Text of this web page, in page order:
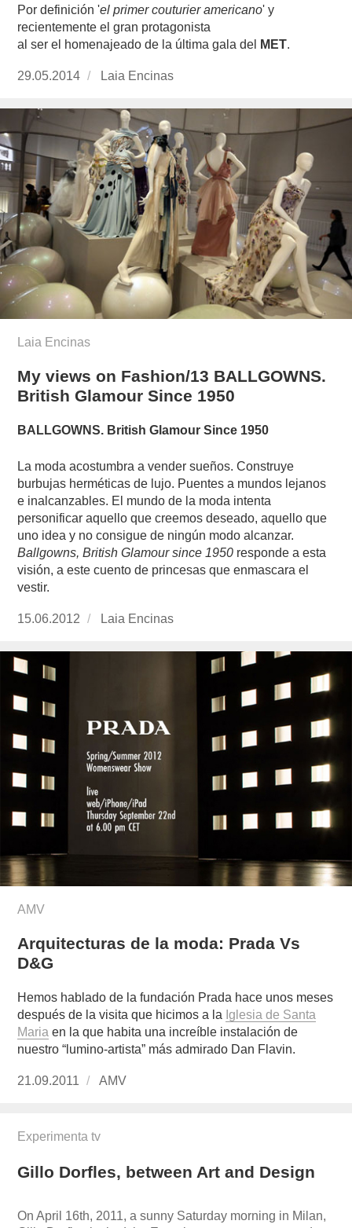
Por definición 'el primer couturier americano' y
recientemente el gran protagonista
al ser el homenajeado de la última gala del
MET.
Publicado
29.05.2014 https://www.experimenta.es/author/
Laia Encinas
Laia Encinas
My views on Fashion/13 BALLGOWNS.
British Glamour Since 1950
BALLGOWNS. British Glamour Since 1950
La moda acostumbra a vender sueños. Construye
burbujas herméticas de lujo. Puentes a mundos lejanos
e inalcanzables. El mundo de la moda intenta
personificar aquello que creemos deseado, aquello que
uno idea y no consigue de ningún modo alcanzar.
Ballgowns, British Glamour since 1950 responde a esta
visión, a este cuento de princesas que enmascara el
vestir.
Publicado
15.06.2012 https://www.experimenta.es/author/
Laia Encinas
AMV
Arquitecturas de la moda: Prada Vs
D&G
Hemos hablado de la fundación Prada hace unos meses
después de la visita que hicimos a la Iglesia de Santa
Maria en la que habita una increíble instalación de
nuestro “lumino-artista” más admirado Dan Flavin.
Publicado
21.09.2011 https://www.experimenta.es/author/AMV/
AMV
Experimenta tv
Gillo Dorfles, between Art and Design
On April 16th, 2011, a sunny Saturday morning in Milan,